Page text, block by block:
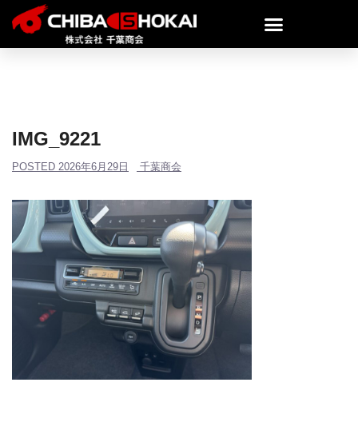
IMG_9221
POSTED 2026年6月29日 千葉商会